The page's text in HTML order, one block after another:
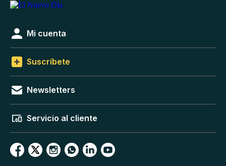
Mi cuenta
Suscríbete
Newsletters
Servicio al cliente